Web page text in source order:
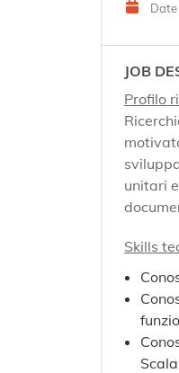
JOB
Profilo
unitari
Skills